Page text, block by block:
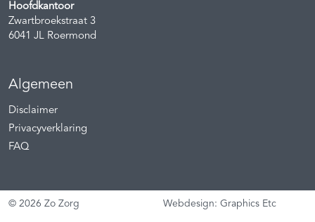
Hoofdkantoor
Zwartbroekstraat 3
6041 JL Roermond
Algemeen
Disclaimer
Privacyverklaring
FAQ
© 2026 Zo Zorg Webdesign: Graphics Etc